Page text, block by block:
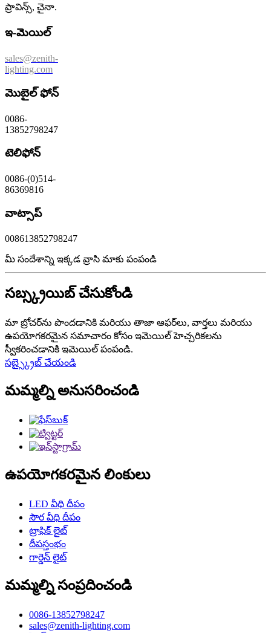
ప్రావిన్స్, చైనా.
ఇ-మెయిల్
sales@zenith-
lighting.com
మొబైల్ ఫోన్
0086-
13852798247
టెలిఫోన్
0086-(0)514-
86369816
వాట్సాప్
008613852798247
మీ సందేశాన్ని ఇక్కడ వ్రాసి మాకు పంపండి
సబ్స్క్రయిబ్ చేసుకోండి
మా బ్రోచర్‌ను పొందడానికి మరియు తాజా ఆఫర్‌లు, వార్తలు మరియు
ఉపయోగకరమైన సమాచారం కోసం ఇమెయిల్ హెచ్చరికలను
స్వీకరించడానికి ఇమెయిల్ పంపండి.
సబ్స్క్రైబ్ చేయండి
మమ్మల్ని అనుసరించండి
ఉపయోగకరమైన లింకులు
LED వీధి దీపం
సౌర వీధి దీపం
ట్రాఫిక్ లైట్
దీపస్తంభం
గార్డెన్ లైట్
మమ్మల్ని సంప్రదించండి
0086-13852798247
sales@zenith-lighting.com